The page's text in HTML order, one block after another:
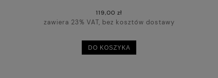
119,00 zł
zawiera 23% VAT, bez kosztów dostawy
DO KOSZYKA